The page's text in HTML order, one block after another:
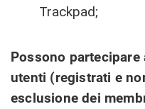
Trackpad;
Possono
utenti (registrati e
esclusione dei